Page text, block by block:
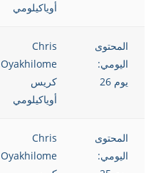
أوياكيلومي
المحتوى
اليومي:
يوم 26
Chris
Oyakhilome
كريس
أوياكيلومي
المحتوى
اليومي:
Chris
Oyakhilome